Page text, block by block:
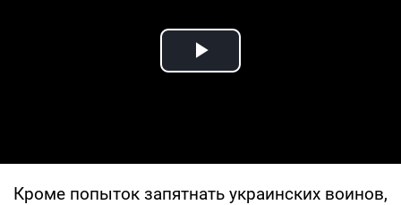
Play Video
Кроме попыток запятнать украинских воинов,